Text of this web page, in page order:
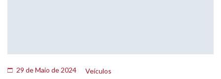
29 de Maio de 2024 Veículos